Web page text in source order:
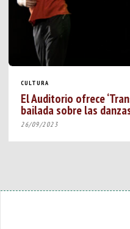
CULTURA
El Auditorio ofrece
bailada sobre las
26/09/2023